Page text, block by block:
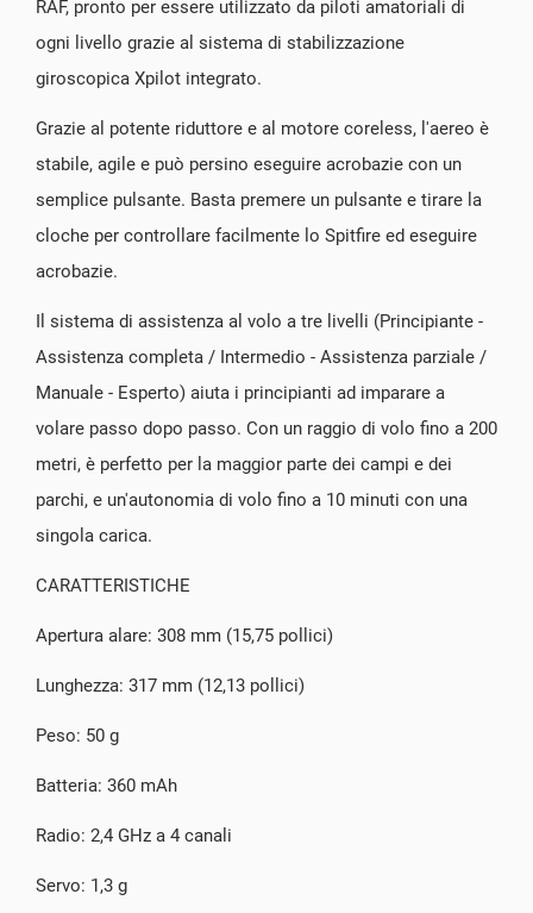
RAF, pronto per essere utilizzato da piloti amatoriali di
ogni livello grazie al sistema di stabilizzazione
giroscopica Xpilot integrato.
Grazie al potente riduttore e al motore coreless, l'aereo è
stabile, agile e può persino eseguire acrobazie con un
semplice pulsante. Basta premere un pulsante e tirare la
cloche per controllare facilmente lo Spitfire ed eseguire
acrobazie.
Il sistema di assistenza al volo a tre livelli (Principiante -
Assistenza completa / Intermedio - Assistenza parziale /
Manuale - Esperto) aiuta i principianti ad imparare a
volare passo dopo passo. Con un raggio di volo fino a 200
metri, è perfetto per la maggior parte dei campi e dei
parchi, e un'autonomia di volo fino a 10 minuti con una
singola carica.
CARATTERISTICHE
Apertura alare: 308 mm (15,75 pollici)
Lunghezza: 317 mm (12,13 pollici)
Peso: 50 g
Batteria: 360 mAh
Radio: 2,4 GHz a 4 canali
Servo: 1,3 g